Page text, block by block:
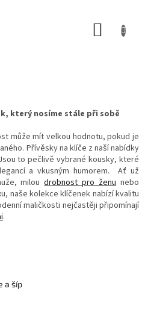
který nosíme stále při sobě
může mít velkou hodnotu, pokud je
Přívěsky na klíče z naší nabídky
to pečlivě vybrané kousky, které
a vkusným humorem. Ať už
miloudrobnost pro ženu nebo
naše kolekce klíčenek nabízí kvalitu
maličkosti nejčastěji připomínají
.
a šíp